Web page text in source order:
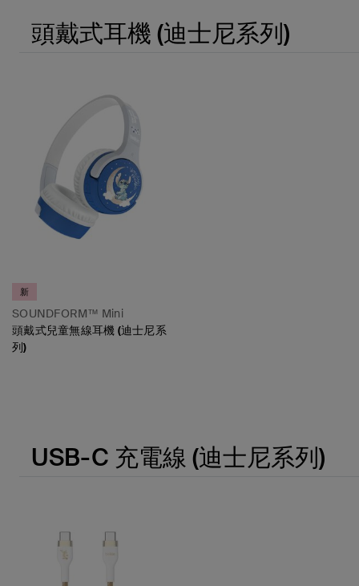
頭戴式耳機 (迪士尼系列)
SOUNDFORM™ Mini
新
頭戴式兒童無線耳機 (迪士尼系
列)
USB-C 充電線 (迪士尼系列)